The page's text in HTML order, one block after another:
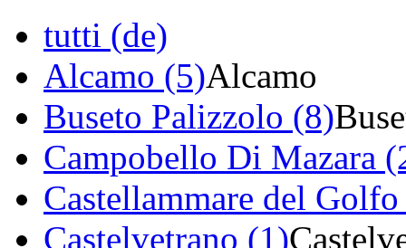
tutti (de)
Alcamo (5)Alcamo
Buseto Palizzolo (8)
Campobello Di Mazara
Castellammare del
Castelvetrano (1)